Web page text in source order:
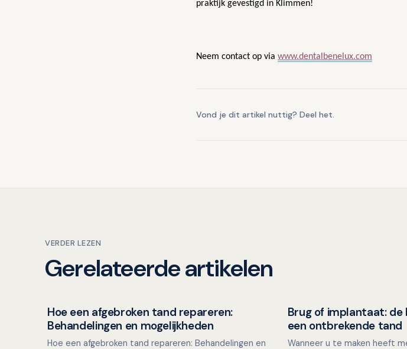
praktijk gevestigd in Klimmen!
Neem contact op via www.dentalbenelux.com
Vond je dit artikel nuttig? Deel het.
VERDER LEZEN
Gerelateerde artikelen
Overig nieuws
Hoe een afgebroken tand repareren:
Behandelingen en mogelijkheden
Hoe een afgebroken tand repareren: Behandelingen en
Overig nieuws
Brug of implantaat:
een ontbrekende tand
Wanneer u te maken heeft